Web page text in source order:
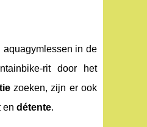
in de
rit door het
zoeken, zijn er ook
en détente.